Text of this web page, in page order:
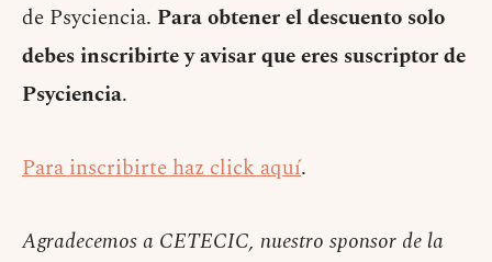
de Psyciencia. Para obtener el descuento solo
debes inscribirte y avisar que eres suscriptor de
Psyciencia.
Para inscribirte haz click aquí.
Agradecemos a CETECIC, nuestro sponsor de la